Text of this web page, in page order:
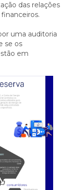
das relações
uma auditoria
se os
em